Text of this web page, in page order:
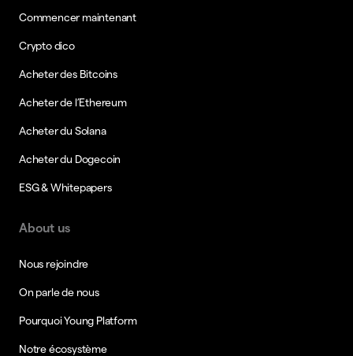
Commencer maintenant
Crypto dico
Acheter des Bitcoins
Acheter de l’Ethereum
Acheter du Solana
Acheter du Dogecoin
ESG & Whitepapers
About us
Nous rejoindre
On parle de nous
Pourquoi Young Platform
Notre écosystème